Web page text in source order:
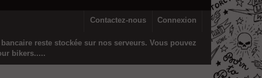
Connexion
Contactez-nous
reste stockée sur nos serveurs. Vous pouvez
bikers.....